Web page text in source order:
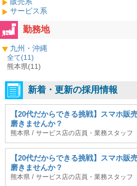
サービス系
勤務地
九州・沖縄
全て(11)
熊本県(11)
新着・更新の採用情報
【20代だからできる挑戦】スマホ販
磨きませんか？
熊本県 / サービス店の店員・業務スタッフ
【20代だからできる挑戦】スマホ販
磨きませんか？
熊本県 / サービス店の店員・業務スタッフ